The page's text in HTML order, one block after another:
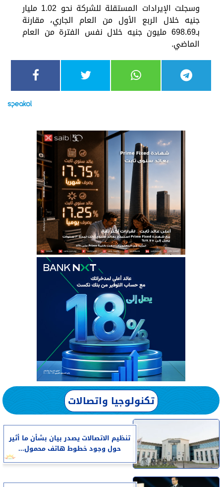
وسجلت الإيرادات المستقلة للشركة نحو 1.02 مليار
جنيه خلال الربع الأول من العام الجاري، مقارنة
بـ698.69 مليون جنيه خلال نفس الفترة من العام
الماضي.
تكنولوجيا واتصالات
تنظيم الاتصالات يصدر بيان بشأن ما أثير
حول وجود خطوط هاتف محمول...